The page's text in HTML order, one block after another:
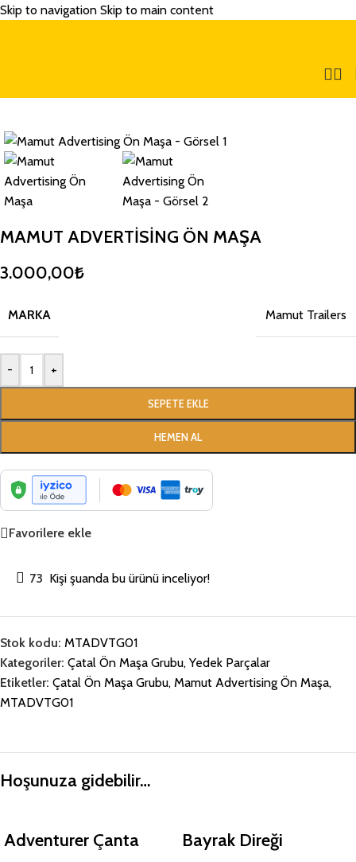
Skip to navigation Skip to main content
MAMUT ADVERTISING ÖN MAŞA
3.000,00₺
MARKA Mamut Trailers
- +
SEPETE EKLE
HEMEN AL
Favorilere ekle
73 Kişi şuanda bu ürünü inceliyor!
Stok kodu: MTADVTG01
Kategoriler: Çatal Ön Maşa Grubu, Yedek Parçalar
Etiketler: Çatal Ön Maşa Grubu, Mamut Advertising Ön Maşa,
MTADVTG01
Hoşunuza gidebilir…
Adventurer Çanta Bayrak Direği